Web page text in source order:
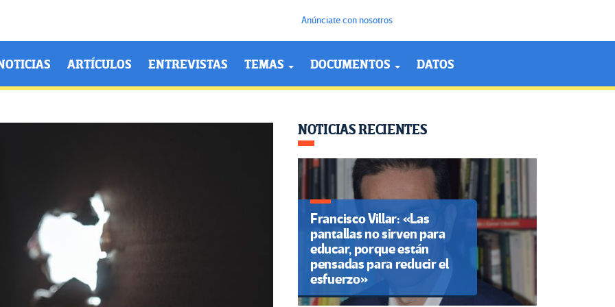
Anúnciate con nosotros
ARTÍCULOS ENTREVISTAS TEMAS DOCUMENTOS DATOS
NOTICIAS RECIENTES
Francisco Villar: «Las
pantallas no sirven para
educar, porque están
pensadas para reducir el
esfuerzo»